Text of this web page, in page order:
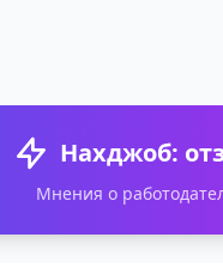
Нахджоб:
Мнения о